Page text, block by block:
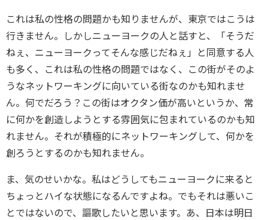
これは私の性格の問題かも知りませんが、東京ではこうは
行きません。しかしニューヨークの人と話すと、「そうだ
ねぇ、ニューヨークってそんな感じだねぇ」と同意する人
も多く、これは私の性格の問題ではなく、この街がそのよ
うなネットワーキングに向いている街なのかも知れませ
ん。何でだろう？この街はオクタン価が高いというか、常
に何かを創造しようとする雰囲気に包まれているのかも知
れません。それが積極的にネットワーキングして、何かを
創ろうとするのかも知れません。
ま、気のせいかな。私はどうしてもニューヨークに来ると
ちょっとハイな状態になるんですよね。でもそれは悪いこ
とではないので、謳歌したいと思います。あ、日本は明日